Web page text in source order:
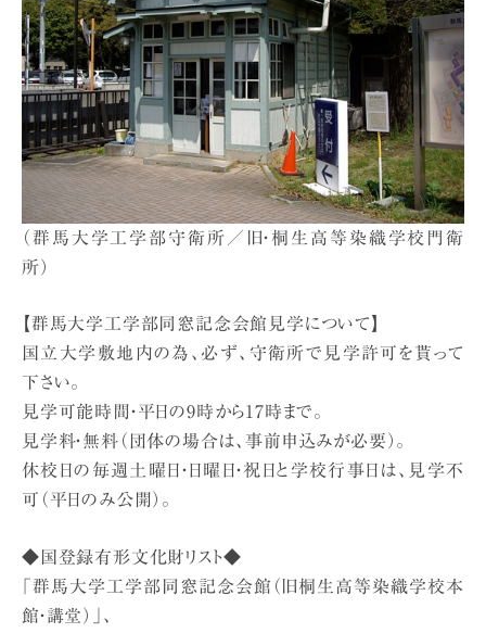
（群馬大学工学部守衛所／旧・桐生高等染織学校門衛
所）
【群馬大学工学部同窓記念会館見学について】
国立大学敷地内の為、必ず、守衛所で見学許可を貰って
下さい。
見学可能時間・平日の9時から17時まで。
見学料・無料（団体の場合は、事前申込みが必要）。
休校日の毎週土曜日・日曜日・祝日と学校行事日は、見学不
可（平日のみ公開）。
◆国登録有形文化財リスト◆
「群馬大学工学部同窓記念会館（旧桐生高等染織学校本
館・講堂）」、